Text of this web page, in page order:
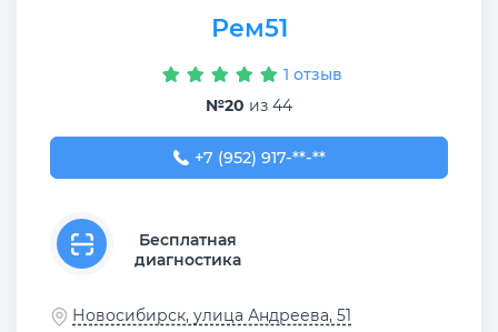
Рем51
1 отзыв
№20 из 44
+7 (952) 917-86-21
+7 (952) 917-**-**
Бесплатная
диагностика
Новосибирск, улица Андреева, 51